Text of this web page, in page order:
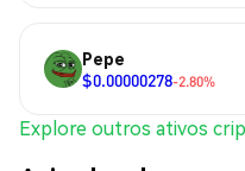
Pepe
$0.00000278-2.80%
Explore outros ativos